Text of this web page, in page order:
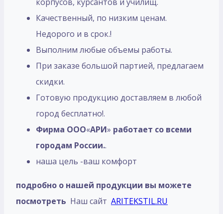
Качественный, по низким ценам.
Недорого и в срок.!
Выполним любые объемы работы.
При заказе большой партией, предлагаем
скидки.
Готовую продукцию доставляем в любой
город бесплатно!.
Фирма ООО«АРИ» работает со всеми
городам России..
наша цель -ваш комфорт
подробно о нашей продукции вы можете
посмотреть Наш сайт ARITEKSTIL.RU